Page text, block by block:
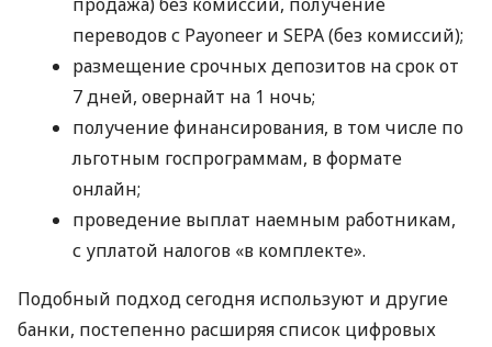
переводов с Payoneer и SEPA (без комиссий);
размещение срочных депозитов на срок от
7 дней, овернайт на 1 ночь;
получение финансирования, в том числе по
льготным госпрограммам, в формате
онлайн;
проведение выплат наемным работникам,
с уплатой налогов «в комплекте».
Подобный подход сегодня используют и другие
банки, постепенно расширяя список цифровых